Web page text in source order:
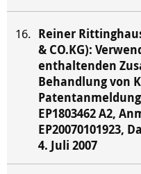
Reiner
& CO.KG):
enthaltenden
Behandlung von
EP1803462 A2,
EP20070101923,
4. Juli 2007